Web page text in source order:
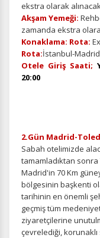
ekstra olarak
Akşam Yemeği:
zamanda ekstra
Konaklama: Rota:
Rota:İstanbul-Madrid
Otele Giriş Saati;
20:00
2.Gün Madrid-
Sabah otelimizde
tamamladıktan sonra
Madrid'in 70 Km
bölgesinin başkenti
tarihinin en önemli
geçmiş tüm
ziyaretçilerine
çevrelediği,